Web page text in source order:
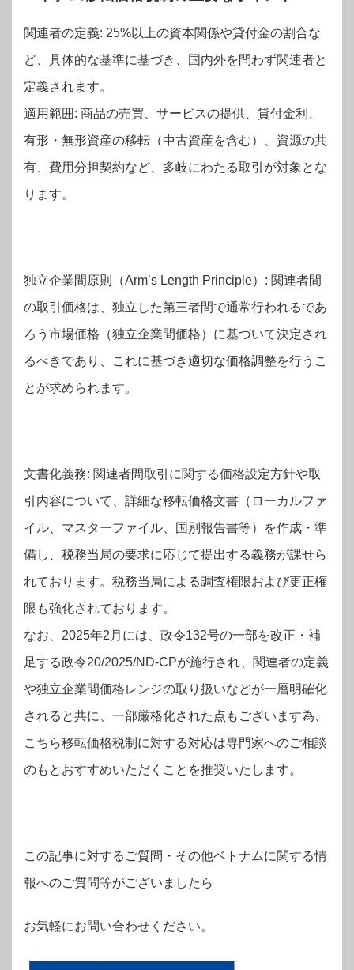
関連者の定義: 25%以上の資本関係や貸付金の割合な
ど、具体的な基準に基づき、国内外を問わず関連者と
定義されます。
適用範囲: 商品の売買、サービスの提供、貸付金利、
有形・無形資産の移転（中古資産を含む）、資源の共
有、費用分担契約など、多岐にわたる取引が対象とな
ります。
独立企業間原則（Arm’s Length Principle）: 関連者間
の取引価格は、独立した第三者間で通常行われるであ
ろう市場価格（独立企業間価格）に基づいて決定され
るべきであり、これに基づき適切な価格調整を行うこ
とが求められます。
文書化義務: 関連者間取引に関する価格設定方針や取
引内容について、詳細な移転価格文書（ローカルファ
イル、マスターファイル、国別報告書等）を作成・準
備し、税務当局の要求に応じて提出する義務が課せら
れております。税務当局による調査権限および更正権
限も強化されております。
なお、2025年2月には、政令132号の一部を改正・補
足する政令20/2025/ND-CPが施行され、関連者の定義
や独立企業間価格レンジの取り扱いなどが一層明確化
されると共に、一部厳格化された点もございます為、
こちら移転価格税制に対する対応は専門家へのご相談
のもとおすすめいただくことを推奨いたします。
この記事に対するご質問・その他ベトナムに関する情
報へのご質問等がございましたら
お気軽にお問い合わせください。